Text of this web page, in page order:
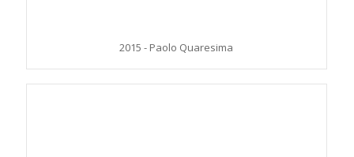
2015 - Paolo Quaresima